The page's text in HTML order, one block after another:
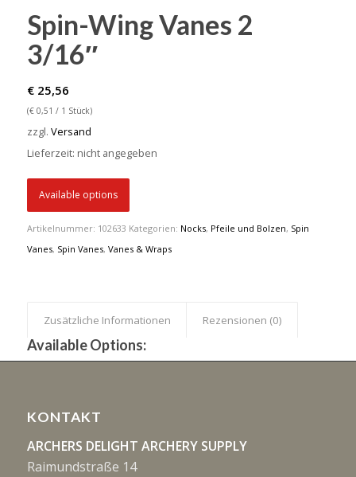
Spin-Wing Vanes 2
3/16″
€25,56
(€0,51 / 1 Stück)
zzgl. Versand
Lieferzeit: nicht angegeben
Available options
Artikelnummer: 102633 Kategorien: Nocks, Pfeile und Bolzen, Spin
Vanes, Spin Vanes, Vanes & Wraps
Zusätzliche Informationen Rezensionen (0)
Available Options:
KONTAKT
ARCHERS DELIGHT ARCHERY SUPPLY
Raimundstraße 14